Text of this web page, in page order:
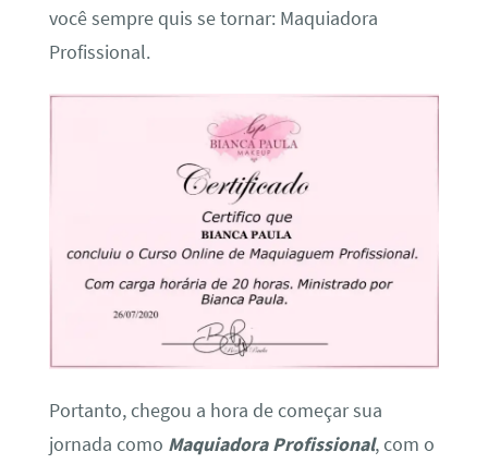
você sempre quis se tornar: Maquiadora
Profissional.
Portanto, chegou a hora de começar sua
jornada como Maquiadora Profissional, com o